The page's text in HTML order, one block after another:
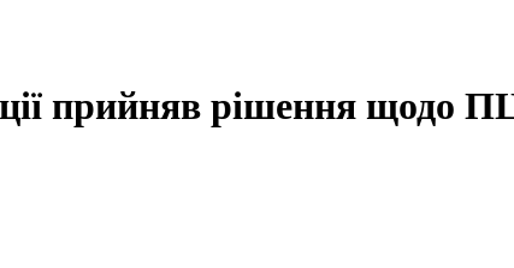
прийняв рішення щодо